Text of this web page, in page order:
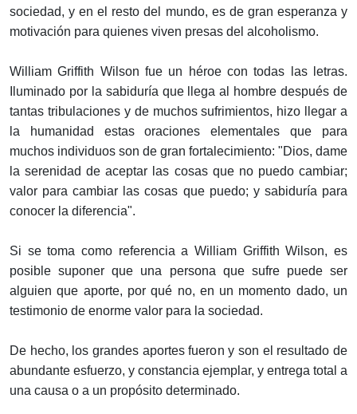
sociedad, y en el resto del mundo, es de gran esperanza y
motivación para quienes viven presas del alcoholismo.
William Griffith Wilson fue un héroe con todas las letras.
Iluminado por la sabiduría que llega al hombre después de
tantas tribulaciones y de muchos sufrimientos, hizo llegar a
la humanidad estas oraciones elementales que para
muchos individuos son de gran fortalecimiento: "Dios, dame
la serenidad de aceptar las cosas que no puedo cambiar;
valor para cambiar las cosas que puedo; y sabiduría para
conocer la diferencia".
Si se toma como referencia a William Griffith Wilson, es
posible suponer que una persona que sufre puede ser
alguien que aporte, por qué no, en un momento dado, un
testimonio de enorme valor para la sociedad.
De hecho, los grandes aportes fueron y son el resultado de
abundante esfuerzo, y constancia ejemplar, y entrega total a
una causa o a un propósito determinado.